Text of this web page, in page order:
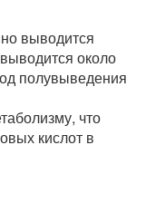
выводится
около
полувыведения
что
кислот в